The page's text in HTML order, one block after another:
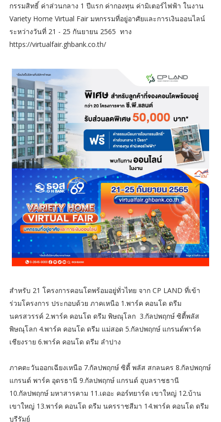
กรรมสิทธิ์ ค่าส่วนกลาง 1 ปีแรก ค่ากองทุน ค่ามิเตอร์ไฟฟ้า ในงาน
Variety Home Virtual Fair มหกรรมที่อยู่อาศัยและการเงินออนไลน์
ระหว่างวันที่ 21 - 25 กันยายน 2565 ทาง
https://virtualfair.ghbank.co.th/
สำหรับ 21 โครงการคอนโดพร้อมอยู่ทั่วไทย จาก CP LAND ที่เข้า
ร่วมโครงการ ประกอบด้วย ภาคเหนือ 1.พาร์ค คอนโด ดรีม
นครสวรรค์ 2.พาร์ค คอนโด ดรีม พิษณุโลก 3.กัลปพฤกษ์ ซิตี้พลัส
พิษณุโลก 4.พาร์ค คอนโด ดรีม แม่สอด 5.กัลปพฤกษ์ แกรนด์พาร์ค
เชียงราย 6.พาร์ค คอนโด ดรีม ลำปาง
ภาคตะวันออกเฉียงเหนือ 7.กัลปพฤกษ์ ซิตี้ พลัส สกลนคร 8.กัลปพฤกษ์
แกรนด์ พาร์ค อุดรธานี 9.กัลปพฤกษ์ แกรนด์ อุบลราชธานี
10.กัลปพฤกษ์ มหาสารคาม 11.เดอะ คอร์ทยาร์ด เขาใหญ่ 12.บ้าน
เขาใหญ่ 13.พาร์ค คอนโด ดรีม นครราชสีมา 14.พาร์ค คอนโด ดรีม
บุรีรัมย์